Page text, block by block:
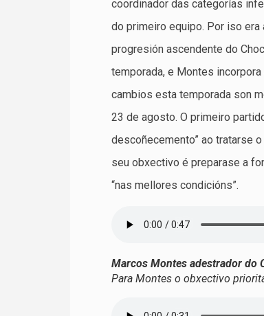
coordinador das categorías
do primeiro equipo. Por iso era
progresión ascendente do
temporada, e Montes
cambios esta temporada son
23 de agosto. O primeiro
descoñecemento” ao tratarse
seu obxectivo é preparase a
“nas mellores condicións”.
Marcos Montes adestrador do
Para Montes o obxectivo